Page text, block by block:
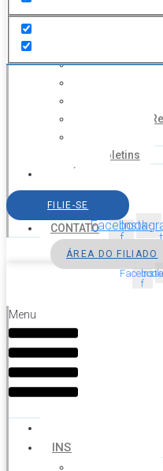
Histórico
Estatuto e
Boletins
SERVIÇOS
AGENDA
CONTATO
FILIE-SE
Facebook-
f
ÁREA DO FILIADO
f
Menu
INSTITUCIONAL